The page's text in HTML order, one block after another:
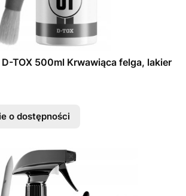
D-TOX 500ml Krwawiąca felga, lakier
o dostępności